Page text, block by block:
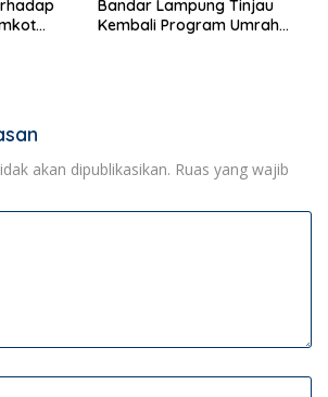
Bandar Lampung Tinjau
Kembali Program Umrah
akan dipublikasikan. Ruas yang wajib